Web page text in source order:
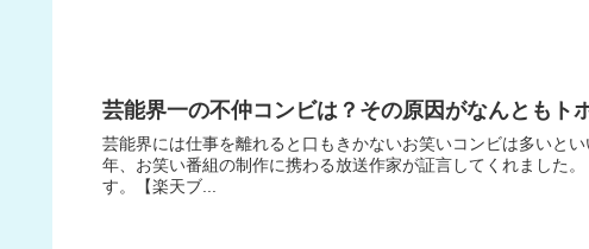
芸能界一の不仲コンビは？その原因がなんともト
芸能界には仕事を離れると口もきかないお笑いコンビは多いと
年、お笑い番組の制作に携わる放送作家が証言してくれまし
す。【楽天ブ...